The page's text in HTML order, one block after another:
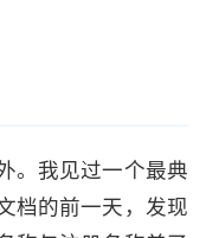
。我见过一个最典
档的前一天，发现